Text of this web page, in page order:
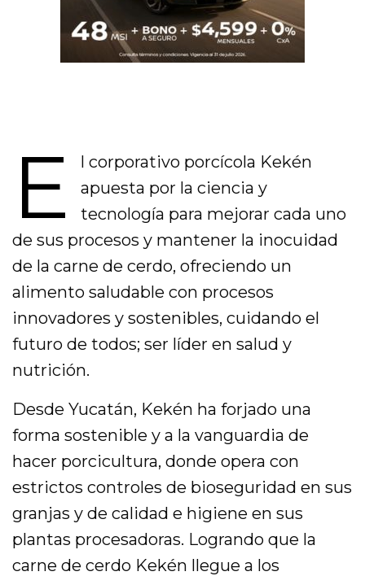
E
l corporativo porcícola Kekén
apuesta por la ciencia y
tecnología para mejorar cada uno
de sus procesos y mantener la inocuidad
de la carne de cerdo, ofreciendo un
alimento saludable con procesos
innovadores y sostenibles, cuidando el
futuro de todos; ser líder en salud y
nutrición.
Desde Yucatán, Kekén ha forjado una
forma sostenible y a la vanguardia de
hacer porcicultura, donde opera con
estrictos controles de bioseguridad en sus
granjas y de calidad e higiene en sus
plantas procesadoras. Logrando que la
carne de cerdo Kekén llegue a los